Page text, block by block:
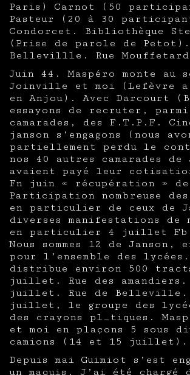
Paris) Carnot (50
Pasteur (20 à 30
Condorcet. Bibliothèque Ste
(Prise de parole de Petot).
Bellevillle. Rue
Juin 44. Maspéro monte au
Joinville et moi (Lefèvre
en Anjou). Avec Darcourt
essayons de recruter, parmi
camarades, des F.T.P.F.
janson s’engagons (nous
partiellement perdu le
nos 40 autres camarades de
avaient payé leur
Fn juin « récupération »
Participation nombreuse
en particulier de ceux de
diverses manifestations de
en particulier 4 juillet Fb
Nous sommes 12 de Janson,
pour l’ensemble des lycées.
distribue environ 500
juillet. Rue des amandiers.
juillet. Rue de Belleville.
juillet, le groupe des
des crayons pl_tiques.
et moi en plaçons 5 sous
camions (14 et 15 juillet).
Depuis mai Guimiot s’est
un maquis. J’ai été chargé